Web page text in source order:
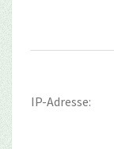
IP-Adresse: